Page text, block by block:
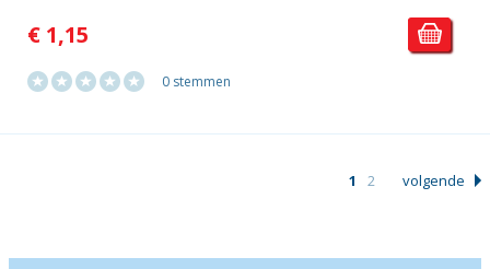
€ 1,15
0 stemmen
1 2 volgende